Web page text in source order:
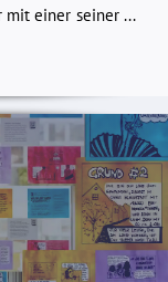
mit einer seiner ...